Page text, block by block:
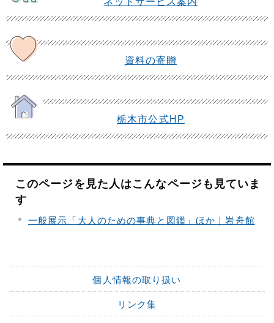
資料の寄贈
栃木市公式HP
このページを見た人はこんなページも見ていま
す
一般展示「大人のための事典と図鑑」ほか｜岩舟館
個人情報の取り扱い
リンク集